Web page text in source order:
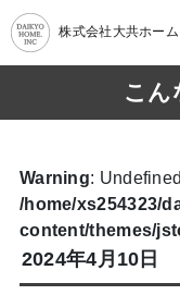
株式会社大共ホーム
こん
Warning:
/home/xs254323/
content/themes/
2024年4月10日